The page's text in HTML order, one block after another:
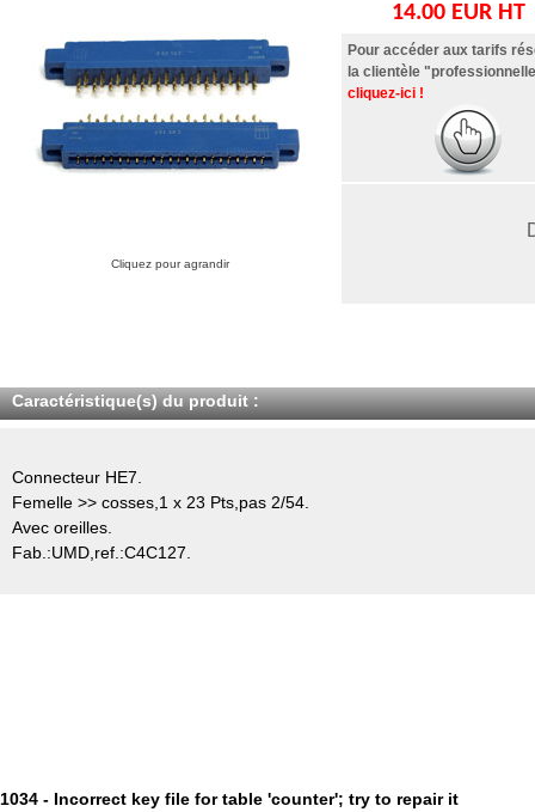
Cliquez pour agrandir
14.00 EUR HT
Pour accéder aux tarifs
la clientèle
cliquez-ici !
Caractéristique(s) du produit :
Connecteur HE7.
Femelle >> cosses,1 x 23 Pts,pas 2/54.
Avec oreilles.
Fab.:UMD,ref.:C4C127.
1034 - Incorrect key file for table 'counter'; try to repair it